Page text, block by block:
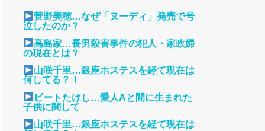
菅野美穂…なぜ「ヌーディ」発売で号
泣したのか？
高島家…長男殺害事件の犯人・家政婦
の現在とは？
山咲千里…銀座ホステスを経て現在は
何してる？！
ビートたけし…愛人Aと間に生まれた
子供に関して
山咲千里…銀座ホステスを経て現在は